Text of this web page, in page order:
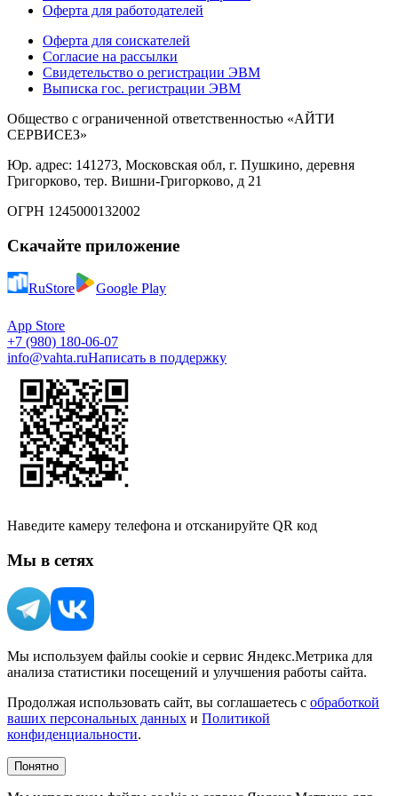
Оферта для работодателей
Оферта для соискателей
Согласие на рассылки
Свидетельство о регистрации ЭВМ
Выписка гос. регистрации ЭВМ
Общество с ограниченной ответственностью «АЙТИ
СЕРВИСЕЗ»
Юр. адрес: 141273, Московская обл, г. Пушкино, деревня
Григорково, тер. Вишни-Григорково, д 21
ОГРН 1245000132002
Скачайте приложение
RuStore Google Play
App Store
+7 (980) 180-06-07
info@vahta.ruНаписать в поддержку
Наведите камеру телефона и отсканируйте QR код
Мы в сетях
Мы используем файлы cookie и сервис Яндекс.Метрика для
анализа статистики посещений и улучшения работы сайта.
Продолжая использовать сайт, вы соглашаетесь с обработкой
ваших персональных данных и Политикой
конфиденциальности.
Понятно